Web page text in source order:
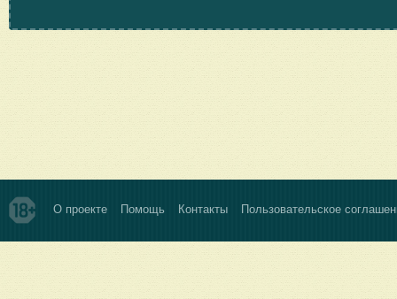
О проекте Помощь Контакты Пользовательское